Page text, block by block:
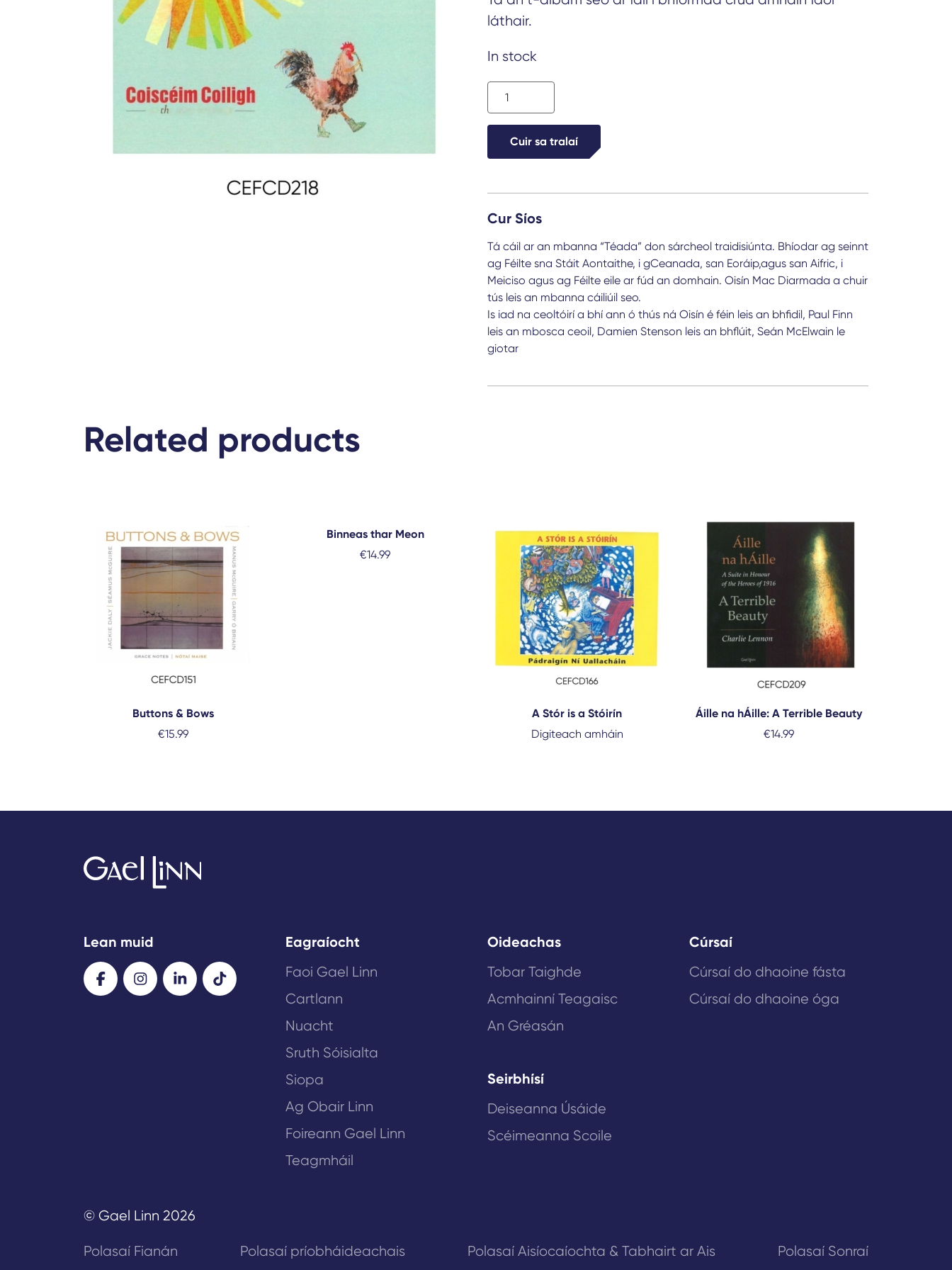
láthair.
In stock
Coiscéim
Coiligh
as
days
brighten
quantity
Cuir sa tralaí
Cur Síos
Tá cáil ar an mbanna “Téada” don sárcheol traidisiúnta. Bhíodar ag seinnt
ag Féilte sna Stáit Aontaithe, i gCeanada, san Eoráip,agus san Aifric, i
Meiciso agus ag Féilte eile ar fúd an domhain. Oisín Mac Diarmada a chuir
tús leis an mbanna cáiliúil seo.
Is iad na ceoltóirí a bhí ann ó thús ná Oisín é féin leis an bhfidil, Paul Finn
leis an mbosca ceoil, Damien Stenson leis an bhflúit, Seán McElwain le
giotar
Related products
Buttons & Bows
€15.99
Binneas thar Meon
€14.99
A Stór is a Stóirín
Digiteach amháin
Áille na hÁille: A Terrible Beauty
€14.99
Lean muid Eagraíocht
Faoi Gael Linn
Cartlann
Nuacht
Sruth Sóisialta
Siopa
Ag Obair Linn
Foireann Gael Linn
Teagmháil
Oideachas
Tobar Taighde
Acmhainní Teagaisc
An Gréasán
Seirbhísí
Deiseanna Úsáide
Scéimeanna Scoile
Cúrsaí
Cúrsaí do dhaoine fásta
Cúrsaí do dhaoine óga
© Gael Linn 2026
Polasaí Fianán Polasaí príobháideachais Polasaí Aisíocaíochta & Tabhairt ar Ais Polasaí Sonraí